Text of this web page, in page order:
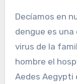
Decíamos en
dengue es
virus de la
hombre el
Aedes Aegypti